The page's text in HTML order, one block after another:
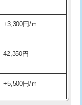
+3,300円/ｍ
42,350円
+5,500円/ｍ